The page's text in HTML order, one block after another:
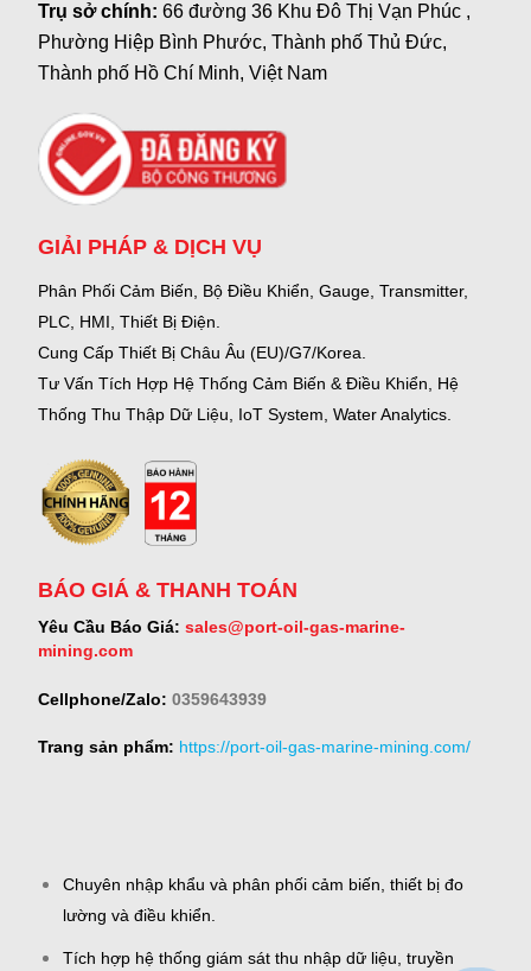
Trụ sở chính:66 đường 36 Khu Đô Thị Vạn Phúc ,
Phường Hiệp Bình Phước, Thành phố Thủ Đức,
Thành phố Hồ Chí Minh, Việt Nam
GIẢI PHÁP & DỊCH VỤ
Phân Phối Cảm Biến, Bộ Điều Khiển, Gauge, Transmitter,
PLC, HMI, Thiết Bị Điện.
Cung Cấp Thiết Bị Châu Âu (EU)/G7/Korea.
Tư Vấn Tích Hợp Hệ Thống Cảm Biến & Điều Khiển, Hệ
Thống Thu Thập Dữ Liệu, IoT System, Water Analytics.
BÁO GIÁ & THANH TOÁN
Yêu Cầu Báo Giá: sales@port-oil-gas-marine-
mining.com
Cellphone/Zalo: 0359643939
Trang sản phẩm: https://port-oil-gas-marine-mining.com/
Chuyên nhập khẩu và phân phối cảm biến, thiết bị đo
lường và điều khiển.
Tích hợp hệ thống giám sát thu nhập dữ liệu, truyền